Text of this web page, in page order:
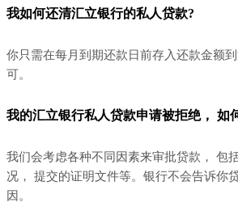
我如何还清汇立银行的私人贷款?
你只需在每月到期还款日前存入还款金额
可。
我的汇立银行私人贷款申请被拒绝， 如
我们会考虑各种不同因素来审批贷款， 包
况， 提交的证明文件等。银行不会告诉你
因。